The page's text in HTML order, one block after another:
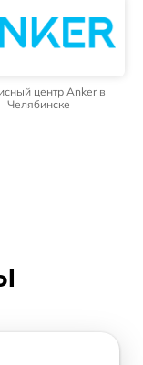
центр Anker в
Челябинске